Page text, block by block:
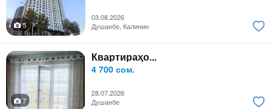
03.08.2026
5
Душанбе, Калинин
Квартираҳо...
4 700 сом.
28.07.2026
7
Душанбе